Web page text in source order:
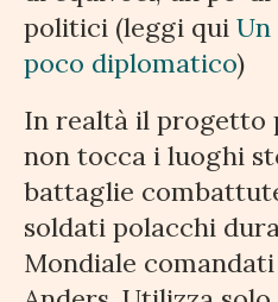
politici (leggi qui Un
poco diplomatico)
In realtà il progetto
non tocca i luoghi
battaglie
soldati polacchi
Mondiale